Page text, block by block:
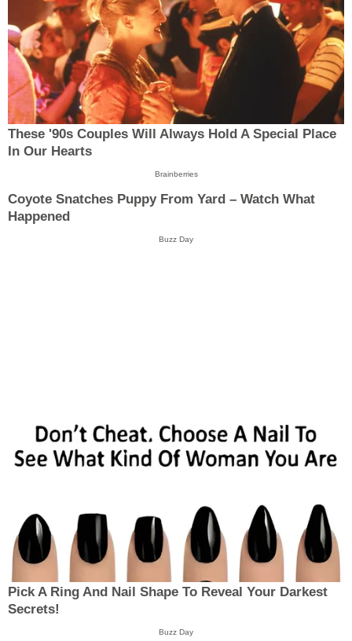
These '90s Couples Will Always Hold A Special Place
In Our Hearts
Brainberries
Coyote Snatches Puppy From Yard – Watch What
Happened
Buzz Day
Pick A Ring And Nail Shape To Reveal Your Darkest
Secrets!
Buzz Day